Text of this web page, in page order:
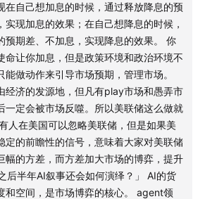
在自己想加息的时候，通过释放降息的预
实现加息的效果；在自己想降息的时候，
预期差、不加息，实现降息的效果。 你
命让你加息，但是政策环境和政治环境不
能做动作来引导市场预期，管理市场。
经济的发源地，但凡有play市场和愚弄市
一定会被市场反噬。所以美联储这么做就
人在美国可以忽略美联储，但是如果美
定的前瞻性的信号，意味着大家对美联储
幅的方差，而方差加大市场的博弈，提升
后半年AI叙事还会如何演绎？」 AI的货
和空间，是市场博弈的核心。 agent领